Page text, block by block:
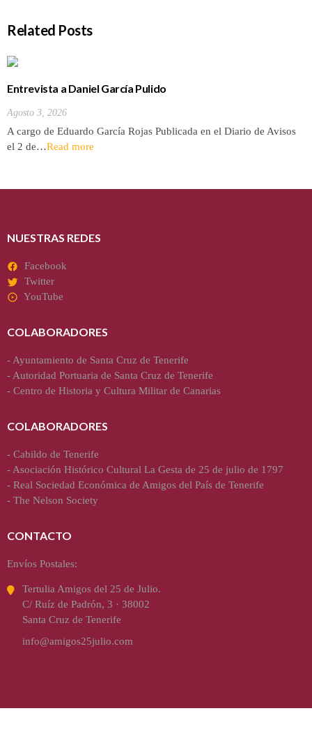
Related Posts
Entrevista a Daniel García Pulido
Agosto 3, 2026
A cargo de Eduardo García Rojas Publicada en el Diario de Avisos
el 2 de…Read more
NUESTRAS REDES
Facebook
Twitter
YouTube
COLABORADORES
- Ayuntamiento de Santa Cruz de Tenerife
- Autoridad Portuaria de Santa Cruz de Tenerife
- Centro de Historia y Cultura Militar de Canarias
COLABORADORES
- Cabildo de Tenerife
- Asociación Histórico Cultural La Gesta de 25 de julio de 1797
- Real Sociedad Económica de Amigos del País de Tenerife
- The Nelson Society
CONTACTO
Envíos Postales:
Tertulia Amigos del 25 de Julio.
C/ Ruíz de Padrón, 3 · 38002
Santa Cruz de Tenerife
info@amigos25julio.com